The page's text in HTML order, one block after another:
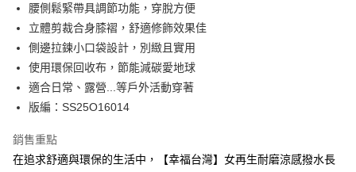
貨到付款
運送方式
全家取貨付款
每筆NT$100，滿NT$699(含以上)免運費
付款後全家取貨
每筆NT$100，滿NT$699(含以上)免運費
腰側鬆緊帶具調節功能，穿脫方便
立體剪裁合身膝褶，舒適修飾效果佳
側邊拉鍊小口袋設計，別緻且實用
使用環保回收布，節能減碳愛地球
適合日常、露營...等戶外活動穿著
版編：SS25O16014
銷售重點
在追求舒適與環保的生活中，【幸福台灣】女再生耐磨涼感撥水長